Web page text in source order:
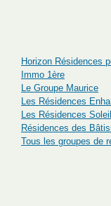
Horizon Résidences
Immo 1ère
Le Groupe Maurice
Les Résidences
Les Résidences Soleil
Résidences des
Tous les groupes de